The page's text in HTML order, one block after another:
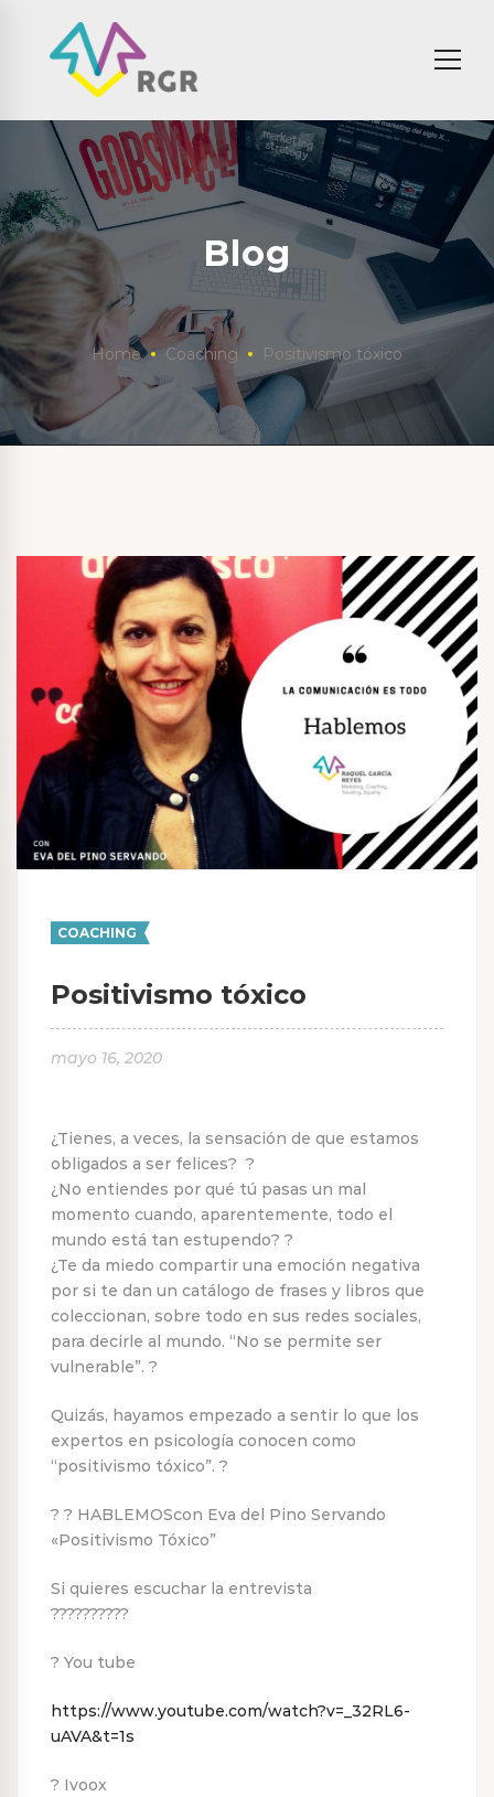
Blog
Home Coaching Positivismo tóxico
COACHING
Positivismo tóxico
mayo 16, 2020
¿Tienes, a veces, la sensación de que estamos
obligados a ser felices? ?
¿No entiendes por qué tú pasas un mal
momento cuando, aparentemente, todo el
mundo está tan estupendo? ?
¿Te da miedo compartir una emoción negativa
por si te dan un catálogo de frases y libros que
coleccionan, sobre todo en sus redes sociales,
para decirle al mundo. “No se permite ser
vulnerable”. ?
Quizás, hayamos empezado a sentir lo que los
expertos en psicología conocen como
“positivismo tóxico”. ?
? ? HABLEMOScon Eva del Pino Servando
«Positivismo Tóxico”
Si quieres escuchar la entrevista
??????????
? You tube
https://www.youtube.com/watch?v=_32RL6-
uAVA&t=1s
? Ivoox